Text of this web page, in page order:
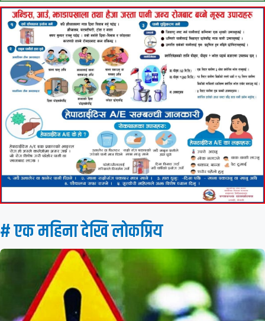
# एक महिना देखि लाेकप्रिय